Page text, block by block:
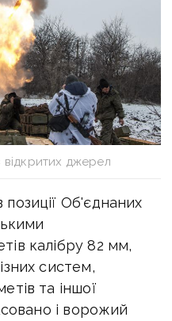
джерел
Об'єднаних
калібру 82 мм,
систем,
та іншої
і ворожий